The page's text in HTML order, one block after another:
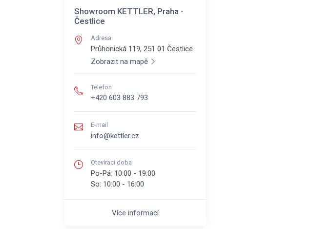
Showroom KETTLER, Praha -
Čestlice
Adresa
Průhonická 119, 251 01 Čestlice
Zobrazit na mapě
Telefon
+420 603 883 793
E-mail
info@kettler.cz
Otevírací doba
Po-Pá: 10:00 - 19:00
So: 10:00 - 16:00
Více informací